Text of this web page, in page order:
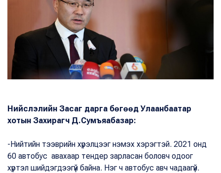
Нийслэлийн Засаг дарга бөгөөд Улаанбаатар
хотын Захирагч Д.Сумъяабазар:
-Нийтийн тээврийн хүрэлцээг нэмэх хэрэгтэй. 2021 онд
60 автобус авахаар тендер зарласан боловч одоог
хүртэл шийдэгдээгүй байна. Нэг ч автобус авч чадаагүй.